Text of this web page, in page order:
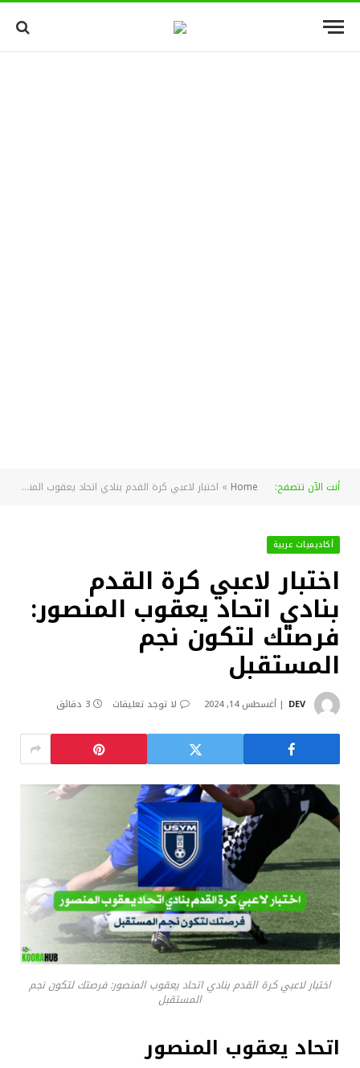
أنت الآن تتصفح: Home
» اختبار لاعبي كرة القدم بنادي اتحاد يعقوب المنصور: فرصتك لتكون نجم المستقبل
أكاديميات عربية
اختبار لاعبي كرة القدم
بنادي اتحاد يعقوب المنصور:
فرصتك لتكون نجم
المستقبل
DEV أغسطس 14, 2024 لا توجد تعليقات 3 دقائق
اختبار لاعبي كرة القدم بنادي اتحاد يعقوب المنصور: فرصتك لتكون نجم
المستقبل
اتحاد يعقوب المنصور